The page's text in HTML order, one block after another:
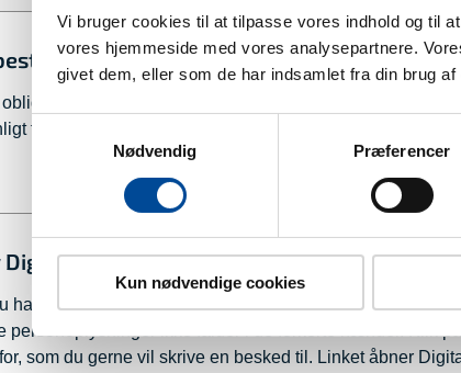
Vi bruger cookies til at tilpasse vores indhold og til
vores hjemmeside med vores analysepartnere.
givet dem, eller som de har indsamlet fra din brug af
Samtykkevalg
Nødvendig
Præferencer
Kun nødvendige cookies
i Borgerservice og Job- /
obligatorisk tidsbestilling mandag, tirsdag, onsdag og
fremmøde.
Digital Post til Greve Kommune
har MitID og ønsker at skrive til Greve Kommune, skal
personoplysninger ikke falder i de forkerte hænder. Klik
som du gerne vil skrive en besked til. Linket åbner